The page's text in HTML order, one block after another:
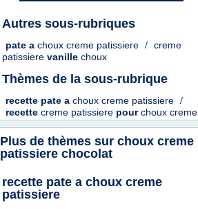
Autres sous-rubriques
pate a choux creme patissiere / creme
patissiere vanille choux
Thèmes de la sous-rubrique
recette pate a choux creme patissiere /
recette creme patissiere pourchoux creme
Plus de thèmes sur choux creme
patissiere chocolat
recette pate a choux creme
patissiere